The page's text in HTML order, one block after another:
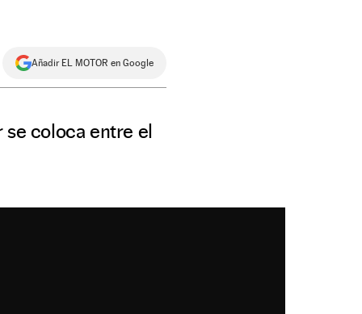
Añadir EL MOTOR en Google
se coloca entre el